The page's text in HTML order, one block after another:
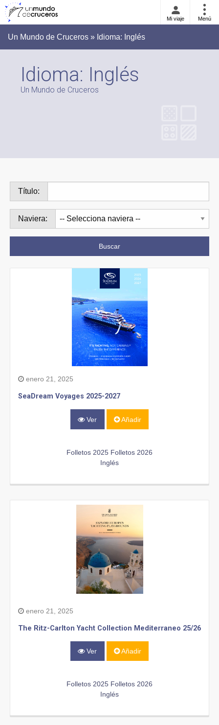
Mi viaje Menú
Un Mundo de Cruceros » Idioma: Inglés
Idioma: Inglés
Un Mundo de Cruceros
Título:
Naviera:
Buscar
enero 21, 2025
SeaDream Voyages 2025-2027
Ver Añadir
Folletos 2025 Folletos 2026
Inglés
enero 21, 2025
The Ritz-Carlton Yacht Collection Mediterraneo 25/26
Ver Añadir
Folletos 2025 Folletos 2026
Inglés